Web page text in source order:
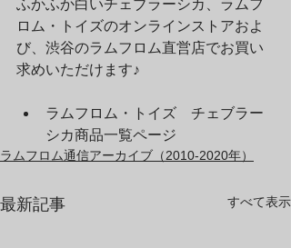
ふかふか白いチェブラーシカ、ラムフ
ロム・トイズのオンラインストアおよ
び、渋谷のラムフロム直営店でお買い
求めいただけます♪
ラムフロム・トイズ　チェブラー
シカ商品一覧ページ
ラムフロム通信アーカイブ（2010-2020年）
最新記事 すべて表示